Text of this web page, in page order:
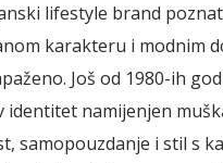
lifestyle brand
karakteru i modnim
Još od 1980-ih
identitet namijenjen
samopouzdanje i stil s